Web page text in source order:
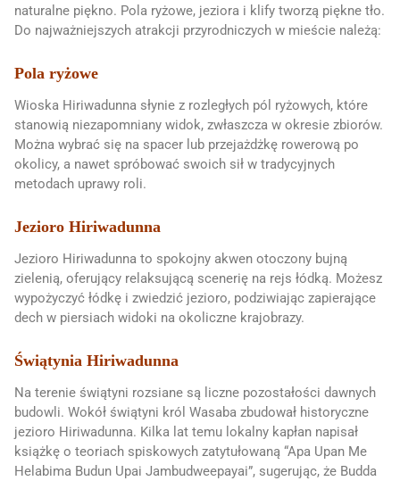
naturalne piękno. Pola ryżowe, jeziora i klify tworzą piękne tło.
Do najważniejszych atrakcji przyrodniczych w mieście należą:
Pola ryżowe
Wioska Hiriwadunna słynie z rozległych pól ryżowych, które
stanowią niezapomniany widok, zwłaszcza w okresie zbiorów.
Można wybrać się na spacer lub przejażdżkę rowerową po
okolicy, a nawet spróbować swoich sił w tradycyjnych
metodach uprawy roli.
Jezioro Hiriwadunna
Jezioro Hiriwadunna to spokojny akwen otoczony bujną
zielenią, oferujący relaksującą scenerię na rejs łódką. Możesz
wypożyczyć łódkę i zwiedzić jezioro, podziwiając zapierające
dech w piersiach widoki na okoliczne krajobrazy.
Świątynia Hiriwadunna
Na terenie świątyni rozsiane są liczne pozostałości dawnych
budowli. Wokół świątyni król Wasaba zbudował historyczne
jezioro Hiriwadunna. Kilka lat temu lokalny kapłan napisał
książkę o teoriach spiskowych zatytułowaną “Apa Upan Me
Helabima Budun Upai Jambudweepayai”, sugerując, że Budda